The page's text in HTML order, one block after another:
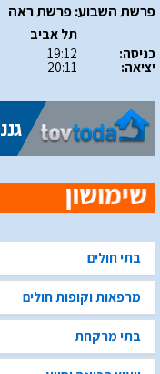
פרשת השבוע: פרשת ראה
כניסה:
יציאה:
תל אביב
19:12
20:11
בתי חולים
מרפאות וקופות חולים
בתי מרקחת